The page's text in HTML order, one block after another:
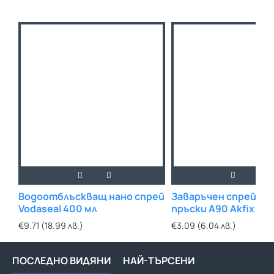
Водоотблъскващ нано спрей
Vodaseal 400 мл
€9.71 (18.99 лв.)
Заваръчен спрей
пръски А90 Akfix
€3.09 (6.04 лв.)
ПОСЛЕДНО ВИДЯНИ НАЙ-ТЪРСЕНИ